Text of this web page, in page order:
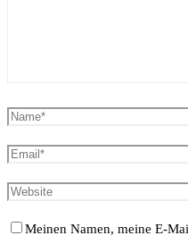
Meinen Namen, meine E-